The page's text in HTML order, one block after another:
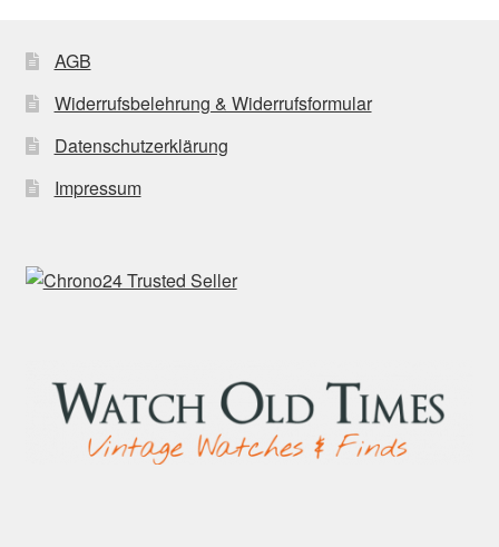
AGB
Widerrufsbelehrung & Widerrufsformular
Datenschutzerklärung
Impressum